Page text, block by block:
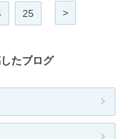
25 >
たブログ